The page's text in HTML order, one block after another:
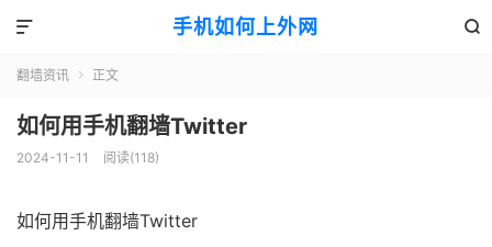
手机如何上外网 

翻墙资讯  正文
如何用手机翻墙Twitter
2024-11-11 阅读(118)
如何用手机翻墙Twitter